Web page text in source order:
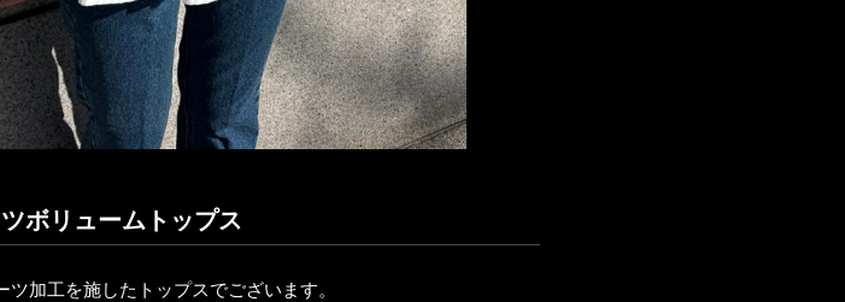
ボリュームトップス
ツ加工を施したトップスでございます。